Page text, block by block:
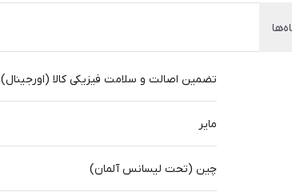
تضمین اصالت و سلامت فیزیکی کالا (اورجینال)
مایر
چین (تحت لیسانس آلمان)